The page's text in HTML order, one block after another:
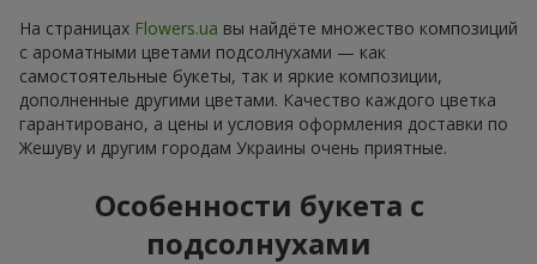
На страницах Flowers.ua вы найдёте множество композиций
с ароматными цветами подсолнухами — как
самостоятельные букеты, так и яркие композиции,
дополненные другими цветами. Качество каждого цветка
гарантировано, а цены и условия оформления доставки по
Жешуву и другим городам Украины очень приятные.
Особенности букета с
подсолнухами